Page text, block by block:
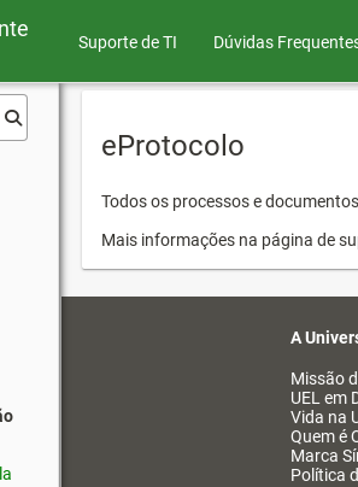
Suporte de TI Dúvidas
eProtocolo
Todos os processos e
Mais informações na página de
A
Missão
UEL em
Vida na
Quem é
Marca
Política